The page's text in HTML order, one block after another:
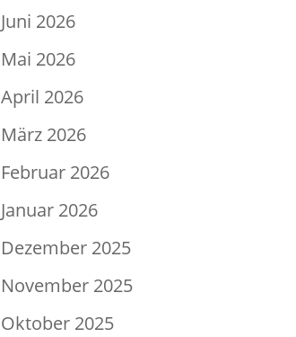
Juni 2026
Mai 2026
April 2026
März 2026
Februar 2026
Januar 2026
Dezember 2025
November 2025
Oktober 2025